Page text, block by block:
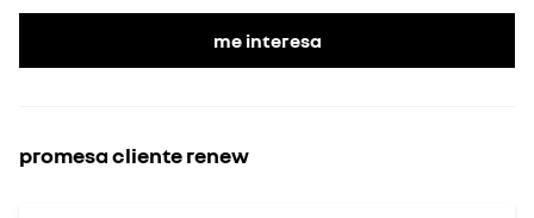
me interesa
promesa cliente renew